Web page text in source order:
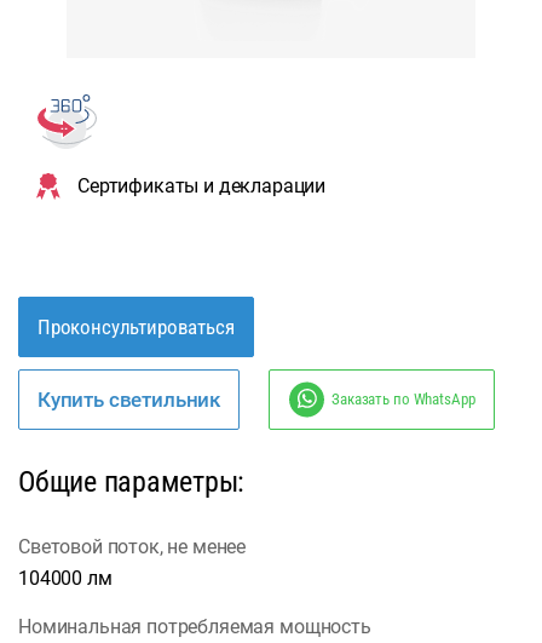
Сертификаты и декларации
Проконсультироваться
Купить светильник Заказать по WhatsApp
Общие параметры:
Световой поток, не менее
104000 лм
Номинальная потребляемая мощность